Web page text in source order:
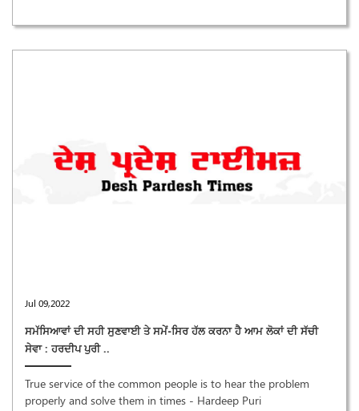
Jul 09,2022
ਸਮੱਸਿਆਵਾਂ ਦੀ ਸਹੀ ਸੁਣਵਾਈ ਤੇ ਸਮੇਂ-ਸਿਰ ਹੱਲ ਕਰਨਾ ਹੈ ਆਮ ਲੋਕਾਂ ਦੀ ਸੱਚੀ
ਸੇਵਾ : ਹਰਦੀਪ ਪੁਰੀ ..
True service of the common people is to hear the problem
properly and solve them in times - Hardeep Puri